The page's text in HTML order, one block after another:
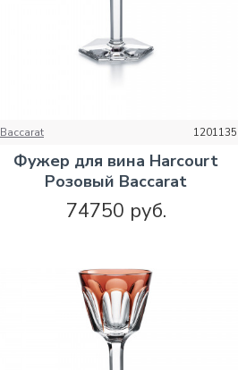
Baccarat 1201135
Фужер для вина Harcourt
Розовый Baccarat
74750 руб.